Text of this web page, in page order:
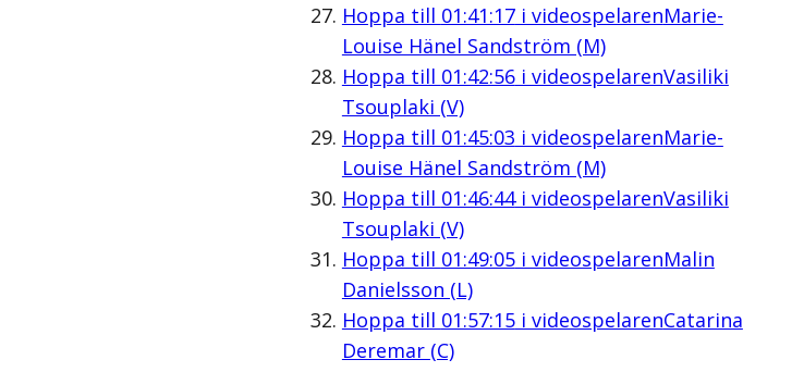
Hoppa till 01:41:17i videospelarenMarie-
Louise Hänel Sandström (M)
Hoppa till 01:42:56i videospelarenVasiliki
Tsouplaki (V)
Hoppa till 01:45:03 i videospelarenMarie-
Louise Hänel Sandström (M)
Hoppa till 01:46:44i videospelarenVasiliki
Tsouplaki (V)
Hoppa till 01:49:05i videospelarenMalin
Danielsson (L)
Hoppa till 01:57:15i videospelarenCatarina
Deremar (C)